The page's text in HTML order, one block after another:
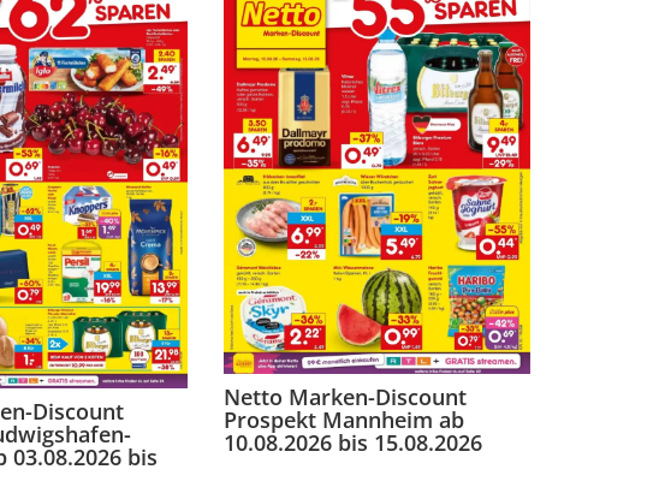
Discount
03.08.2026 bis
Netto Marken-Discount
Prospekt Mannheim ab
10.08.2026 bis 15.08.2026